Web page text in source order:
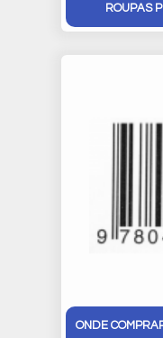
ROUPAS
ONDE